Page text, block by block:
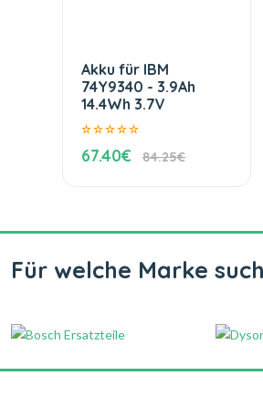
Akku für IBM
74Y9340 - 3.9Ah
14.4Wh 3.7V
67.40€ 84.25€
Für welche Marke